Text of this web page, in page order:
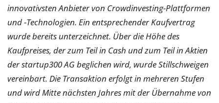
innovativsten Anbieter von Crowdinvesting-Plattformen
und -Technologien. Ein entsprechender Kaufvertrag
wurde bereits unterzeichnet. Über die Höhe des
Kaufpreises, der zum Teil in Cash und zum Teil in Aktien
der startup300 AG beglichen wird, wurde Stillschweigen
vereinbart. Die Transaktion erfolgt in mehreren Stufen
und wird Mitte nächsten Jahres mit der Übernahme von